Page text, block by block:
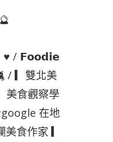
♥ / 𝗙𝗼𝗼𝗱𝗶𝗲
/ ▎雙北美
美食觀察學
在地
食作家 ▎